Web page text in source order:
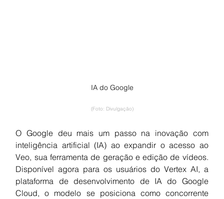
IA do Google
(Foto: Divulgação)
O Google deu mais um passo na inovação com
inteligência artificial (IA) ao expandir o acesso ao
Veo, sua ferramenta de geração e edição de vídeos.
Disponível agora para os usuários do Vertex AI, a
plataforma de desenvolvimento de IA do Google
Cloud, o modelo se posiciona como concorrente